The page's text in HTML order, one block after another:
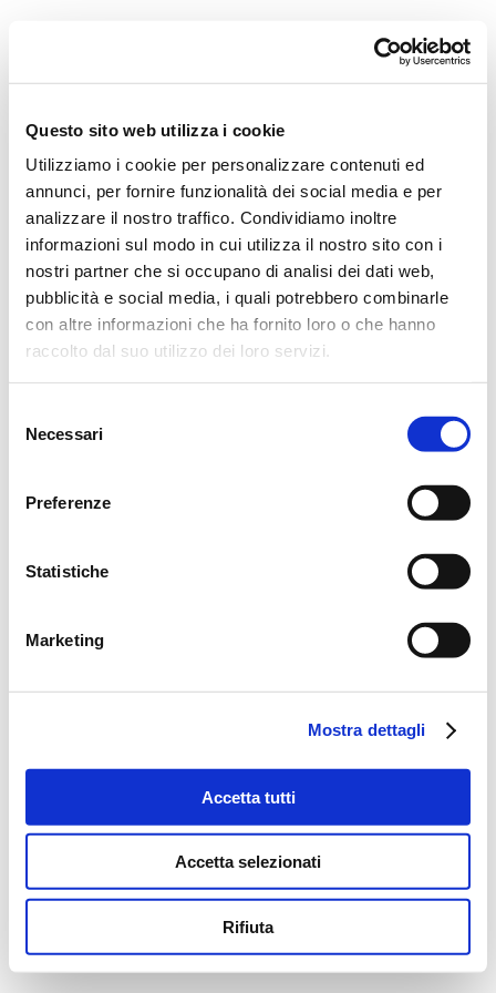
Questo sito web utilizza i cookie
Utilizziamo i cookie per personalizzare contenuti ed
annunci, per fornire funzionalità dei social media e per
analizzare il nostro traffico. Condividiamo inoltre
informazioni sul modo in cui utilizza il nostro sito con i
nostri partner che si occupano di analisi dei dati web,
pubblicità e social media, i quali potrebbero combinarle
con altre informazioni che ha fornito loro o che hanno
raccolto dal suo utilizzo dei loro servizi.
delNecessari
Preferenze
Statistiche
Marketing
Mostra dettagli
Accetta tutti
Accetta selezionati
Rifiuta
Direttore artistico
Professori D’Orchestra
La Storia
I Protagonisti
I Festival
Regolamento di Sala
Area Tecnica
Calendario
Cartellone
I Pomeriggi Musicali
Teatro Dal Verme
Biglietteria